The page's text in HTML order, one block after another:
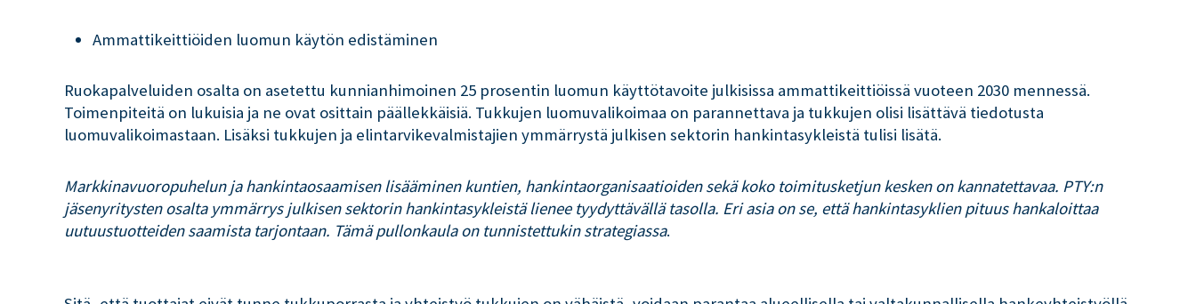
Ammattikeittiöiden luomun käytön edistäminen
Ruokapalveluiden osalta on asetettu kunnianhimoinen 25 prosentin luomun käyttötavoite julkisissa ammattikeittiöissä vuoteen 2030 mennessä.
Toimenpiteitä on lukuisia ja ne ovat osittain päällekkäisiä. Tukkujen luomuvalikoimaa on parannettava ja tukkujen olisi lisättävä tiedotusta
luomuvalikoimastaan. Lisäksi tukkujen ja elintarvikevalmistajien ymmärrystä julkisen sektorin hankintasykleistä tulisi lisätä.
Markkinavuoropuhelun ja hankintaosaamisen lisääminen kuntien, hankintaorganisaatioiden sekä koko toimitusketjun kesken on kannatettavaa. PTY:n
jäsenyritysten osalta ymmärrys julkisen sektorin hankintasykleistä lienee tyydyttävällä tasolla. Eri asia on se, että hankintasyklien pituus hankaloittaa
uutuustuotteiden saamista tarjontaan. Tämä pullonkaula on tunnistettukin strategiassa.